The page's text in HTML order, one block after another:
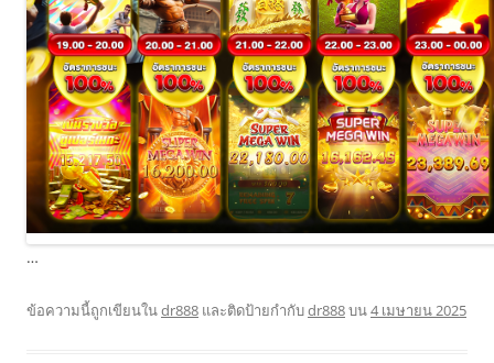
…
ข้อความนี้ถูกเขียนในdr888 และติดป้ายกำกับdr888บน4 เมษายน 2025